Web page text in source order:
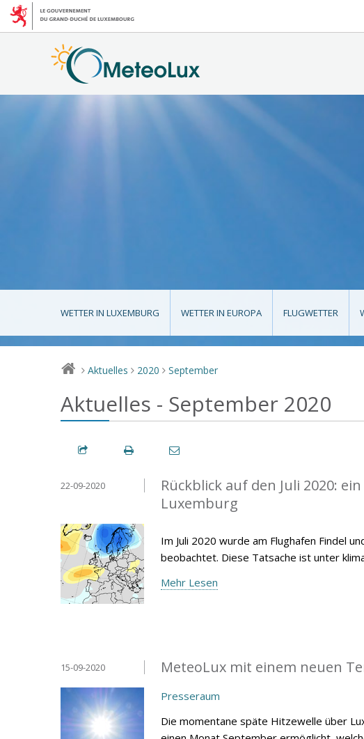
WETTER IN LUXEMBURG WETTER IN EUROPA FLUGWETTER
> Aktuelles > 2020 > September
Aktuelles - September 2020
Rückblick auf den Juli 2020:
Luxemburg
22-09-2020
Im Juli 2020 wurde am Flughafen Findel
beobachtet. Diese Tatsache ist unter
Mehr Lesen
MeteoLux mit einem neuen
15-09-2020
Presseraum
Die momentane späte Hitzewelle über